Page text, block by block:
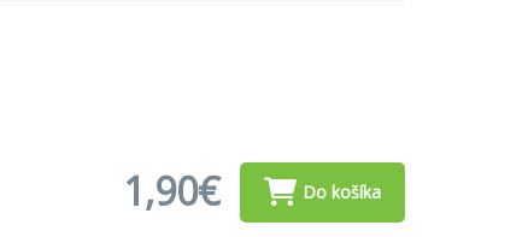
1,90€ Do košíka